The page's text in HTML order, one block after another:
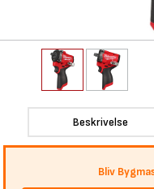
Beskrivelse
Bliv